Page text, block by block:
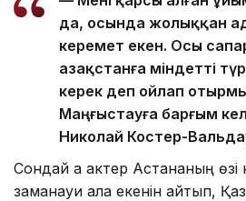
да, осында жолыққан
керемет екен. Осы
Қазақстанға міндетті
керек деп ойлап
Маңғыстауға барғым
Николай Костер-
Сондай ақ актер Астананың өзі
заманауи қала екенін айтып,